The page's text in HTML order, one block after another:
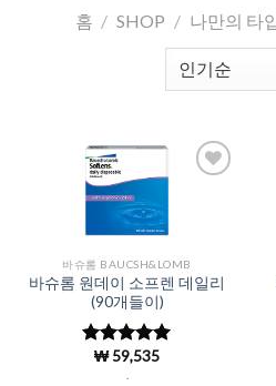
홈 / SHOP / 나만의 타
바슈롬 BAUCSH&LOMB
바슈롬 원데이 소프렌 데일리
(90개들이)
5 중에서
로 평
₩59,535